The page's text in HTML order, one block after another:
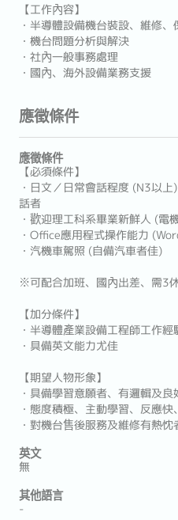
【工作內容】
・半導體設備機台裝設、維修、
・機台問題分析與解決
・社內一般事務處理
・國內、海外設備業務支援
應徵條件
應徵條件
【必須條件】
・日文／日常會話程度 (N3以
話者
・歡迎理工科系畢業新鮮人 (電
・Office應用程式操作能力
・汽機車駕照 (自備汽車者佳)
※可配合加班、國內出差、需3
【加分條件】
・半導體產業設備工程師工作經
・具備英文能力尤佳
【期望人物形象】
・具備學習意願者、有邏輯及良
・態度積極、主動學習、反應
・對機台售後服務及維修有熱忱
英文
無
其他語言
-